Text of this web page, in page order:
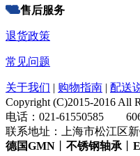
售后服务
退货政策
常见问题
关于我们 | 购物指南 | 配送
Copyright (C)2015-2016 All
电话：021-61550585
联系地址：上海市松江区
德国GMN
不锈钢轴承